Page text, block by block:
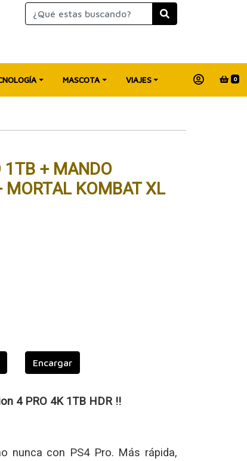
MASCOTA VIAJES 0
1TB + MANDO
KOMBAT XL
Encargar
4 PRO 4K 1TB HDR !!
nunca con PS4 Pro. Más rápida,